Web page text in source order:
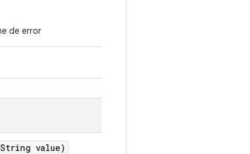
de error
String value)